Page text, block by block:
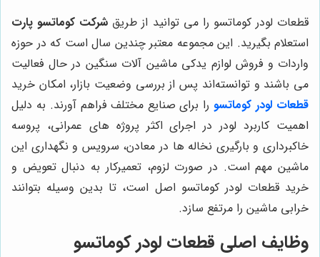
قطعات لودر کوماتسو را می توانید از طریق شرکت کوماتسو پارت
استعلام بگیرید. این مجموعه معتبر چندین سال است که در حوزه
واردات و فروش لوازم یدکی ماشین آلات سنگین در حال فعالیت
می باشند و توانسته‌اند پس از بررسی وضعیت بازار، امکان خرید
قطعات لودر کوماتسورا برای صنایع مختلف فراهم آورند. به دلیل
اهمیت کاربرد لودر در اجرای اکثر پروژه های عمرانی، پروسه
خاکبرداری و بارگیری نخاله ها در معادن، سرویس و نگهداری این
ماشین مهم است. در صورت لزوم، تعمیرکار به دنبال تعویض و
خرید قطعات لودر کوماتسو اصل است، تا بدین وسیله بتوانند
خرابی ماشین را مرتفع سازد.
وظایف اصلی قطعات لودر کوماتسو